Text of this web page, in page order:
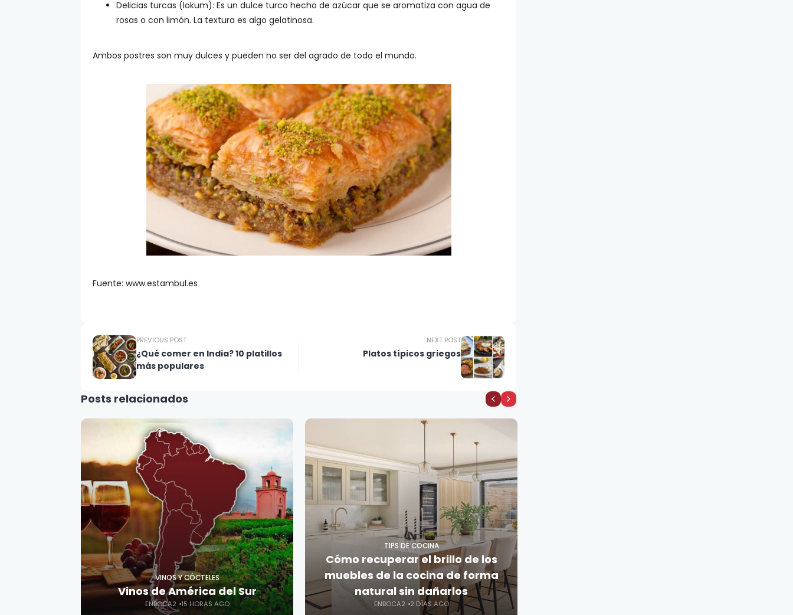
Delicias turcas (lokum): Es un dulce turco hecho de azúcar que se aromatiza con agua de
rosas o con limón. La textura es algo gelatinosa.
Ambos postres son muy dulces y pueden no ser del agrado de todo el mundo.
Fuente: www.estambul.es
PREVIOUS POST
¿Qué comer en India? 10 platillos
más populares
NEXT POST
Platos típicos griegos
Posts relacionados
VINOS Y CÓCTELES
Vinos de América del Sur
ENBOCA2 15 HORAS AGO
TIPS DE COCINA
Cómo recuperar el brillo de los
muebles de la cocina de forma
natural sin dañarlos
ENBOCA2 2 DÍAS AGO